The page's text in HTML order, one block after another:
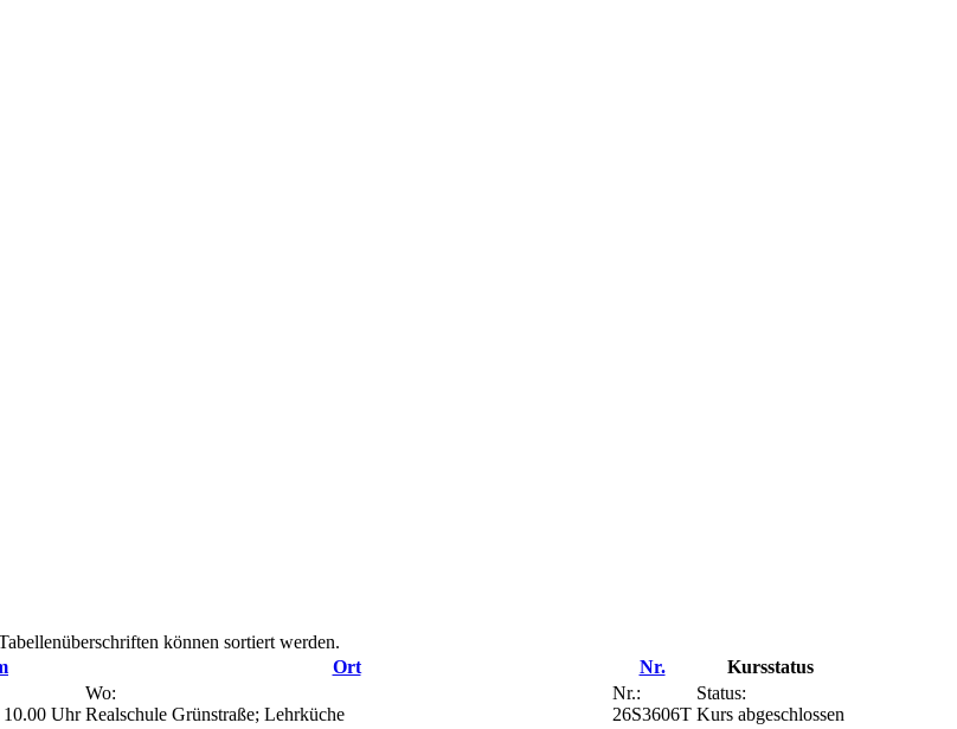
können sortiert werden.
Ort Nr.
Kursstatus
10.00 Uhr
Wo:
Realschule Grünstraße; Lehrküche
Nr.:
26S3606T
Status:
Kurs abgeschlossen